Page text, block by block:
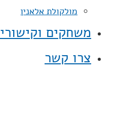
מולקולת אלאנין
משחקים
צרו קשר